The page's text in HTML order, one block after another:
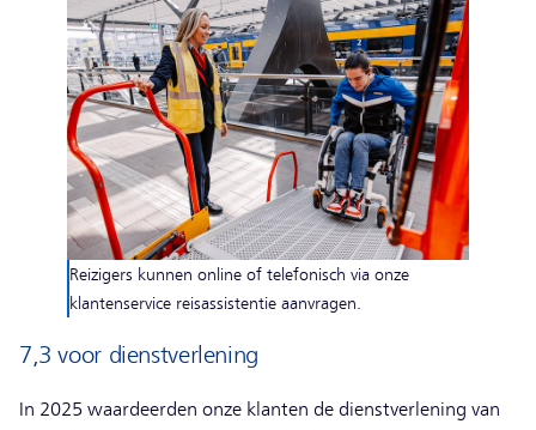
Reizigers kunnen online of telefonisch via onze
klantenservice reisassistentie aanvragen.
7,3 voor dienstverlening
In 2025 waardeerden onze klanten de dienstverlening van